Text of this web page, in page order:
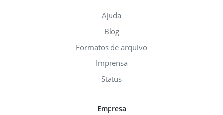
Ajuda
Blog
Formatos de arquivo
Imprensa
Status
Empresa